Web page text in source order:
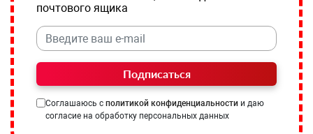
почтового ящика
Подписаться
Соглашаюсь с политикой конфиденциальности и даю
согласие на обработку персональных данных